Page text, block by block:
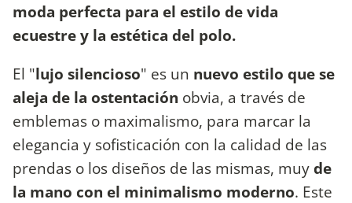
moda perfecta para el estilo de vida
ecuestre y la estética del polo.
El "lujo silencioso" es un nuevo estilo que se
aleja de la ostentación obvia, a través de
emblemas o maximalismo, para marcar la
elegancia y sofisticación con la calidad de las
prendas o los diseños de las mismas, muyde
la mano con el minimalismo moderno. Este